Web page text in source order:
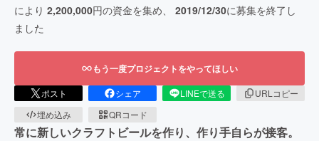
により 2,200,000円の資金を集め、 2019/12/30に募集を終了し
ました
もう一度プロジェクトをやってほしい
ポスト シェア LINEで送る
URLコピー
埋め込み
QRコード
常に新しいクラフトビールを作り、作り手自らが接客。